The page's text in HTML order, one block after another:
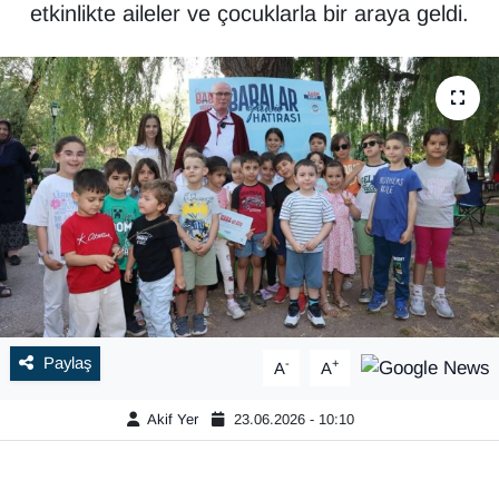
etkinlikte aileler ve çocuklarla bir araya geldi.
Paylaş A- A+
Akif Yer 23.06.2026 - 10:10